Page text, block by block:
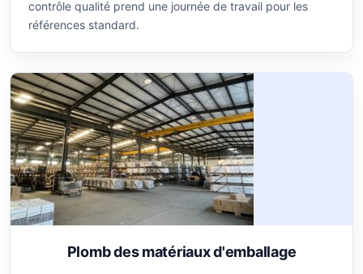
contrôle qualité prend une journée de travail pour les
références standard.
Plomb des matériaux d'emballage